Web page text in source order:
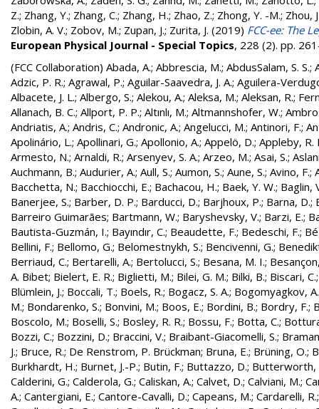
Z.; Zhang, Y.; Zhang, C.; Zhang, H.; Zhao, Z.; Zhong, Y. -M.; Zhou,
Zlobin, A. V.; Zobov, M.; Zupan, J.; Zurita, J. (2019) FCC-ee: The
European Physical Journal - Special Topics, 228 (2). pp.
(FCC Collaboration) Abada, A.; Abbrescia, M.; AbdusSalam, S. S.;
Adzic, P. R.; Agrawal, P.; Aguilar-Saavedra, J. A.; Aguilera-
Albacete, J. L.; Albergo, S.; Alekou, A.; Aleksa, M.; Aleksan, R.;
Allanach, B. C.; Allport, P. P.; Altınlı, M.; Altmannshofer, W.;
Andriatis, A.; Andris, C.; Andronic, A.; Angelucci, M.; Antinori, F.;
Apolinário, L.; Apollinari, G.; Apollonio, A.; Appelö, D.; Appleby, R.
Armesto, N.; Arnaldi, R.; Arsenyev, S. A.; Arzeo, M.; Asai, S.;
Auchmann, B.; Audurier, A.; Aull, S.; Aumon, S.; Aune, S.; Avino, F.;
Bacchetta, N.; Bacchiocchi, E.; Bachacou, H.; Baek, Y. W.; Baglin,
Banerjee, S.; Barber, D. P.; Barducci, D.; Barjhoux, P.; Barna, D.;
Barreiro Guimarães; Bartmann, W.; Baryshevsky, V.; Barzi, E.;
Bautista-Guzmán, I.; Bayındır, C.; Beaudette, F.; Bedeschi, F.;
Bellini, F.; Bellomo, G.; Belomestnykh, S.; Bencivenni, G.;
Berriaud, C.; Bertarelli, A.; Bertolucci, S.; Besana, M. I.;
A. Bibet; Bielert, E. R.; Biglietti, M.; Bilei, G. M.; Bilki, B.; Biscari, C.
Blümlein, J.; Boccali, T.; Boels, R.; Bogacz, S. A.; Bogomyagkov, A.
M.; Bondarenko, S.; Bonvini, M.; Boos, E.; Bordini, B.; Bordry, F.;
Boscolo, M.; Boselli, S.; Bosley, R. R.; Bossu, F.; Botta, C.;
Bozzi, C.; Bozzini, D.; Braccini, V.; Braibant-Giacomelli, S.;
J.; Bruce, R.; De Renstrom, P. Brückman; Bruna, E.; Brüning, O.;
Burkhardt, H.; Burnet, J.-P.; Butin, F.; Buttazzo, D.; Butterworth,
Calderini, G.; Calderola, G.; Caliskan, A.; Calvet, D.; Calviani, M.;
A.; Cantergiani, E.; Cantore-Cavalli, D.; Capeans, M.; Cardarelli, R.